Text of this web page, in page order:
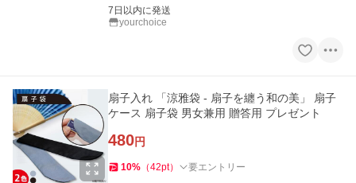
7日以内に発送
yourchoice
扇子入れ 「涼雅袋 - 扇子を纏う和の美」 扇子
ケース 扇子袋 男女兼用 贈答用 プレゼント
480円
10% （42pt） 要エントリー